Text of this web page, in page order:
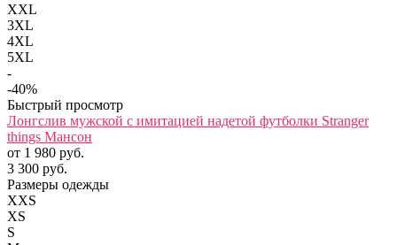
XXL
3XL
4XL
5XL
-
-40%
Быстрый просмотр
Лонгслив мужской с имитацией надетой футболки Stranger
things Мансон
от 1 980 руб.
3 300 руб.
Размеры одежды
XXS
XS
S